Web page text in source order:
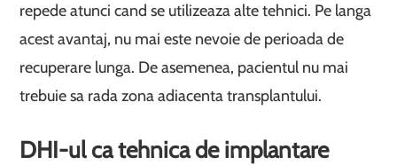
repede atunci cand se utilizeaza alte tehnici. Pe langa
acest avantaj, nu mai este nevoie de perioada de
recuperare lunga. De asemenea, pacientul nu mai
trebuie sa rada zona adiacenta transplantului.
DHI-ul ca tehnica de implantare